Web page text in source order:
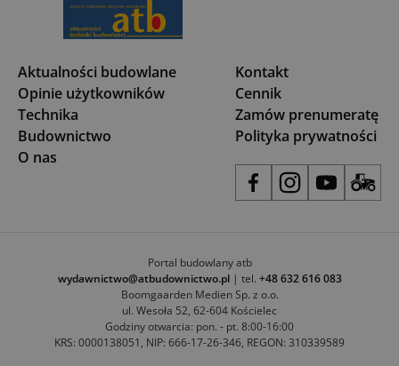
Aktualności budowlane
Opinie użytkowników
Technika
Budownictwo
O nas
Kontakt
Cennik
Zamów prenumeratę
Polityka prywatności
Portal budowlany atb
wydawnictwo@atbudownictwo.pl| tel. +48 632 616 083
Boomgaarden Medien Sp. z o.o.
ul. Wesoła 52, 62-604 Kościelec
Godziny otwarcia: pon. - pt. 8:00-16:00
KRS: 0000138051, NIP: 666-17-26-346, REGON: 310339589